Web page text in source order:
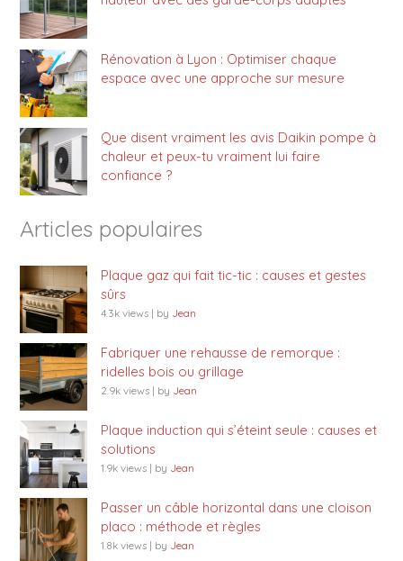
Rénovation à Lyon : Optimiser chaque
espace avec une approche sur mesure
Que disent vraiment les avis Daikin pompe à
chaleur et peux-tu vraiment lui faire
confiance ?
Articles populaires
Plaque gaz qui fait tic-tic : causes et gestes
sûrs
4.3k views | by Jean
Fabriquer une rehausse de remorque :
ridelles bois ou grillage
2.9k views | by Jean
Plaque induction qui s’éteint seule : causes et
solutions
1.9k views | by Jean
Passer un câble horizontal dans une cloison
placo : méthode et règles
1.8k views | by Jean